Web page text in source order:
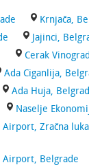
Krnjača,
Jajinci,
Cerak
Ada Ciganlija,
Ada Huja,
Naselje
Zračna
Airport, Belgrade